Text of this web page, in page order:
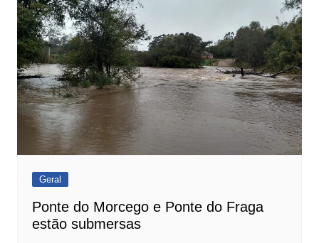
Geral
Ponte do Morcego e Ponte do Fraga
estão submersas